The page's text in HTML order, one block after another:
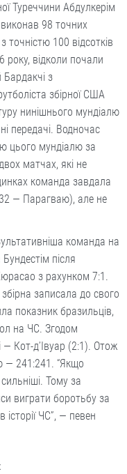
Туреччини Абдулкерім
98 точних
точністю 100 відсотків
року, відколи почали
Бардакчі з
збірної США
нинішнього мундіалю
передачі. Водночас
цього мундіалю за
матчах, які не
команда завдала
— Парагваю), але не
команда на
після
з рахунком 7:1.
записала до свого
показник бразильців,
на ЧС. Згодом
— Кот-д’Івуар (2:1). Отож
— 241:241. “Якщо
сильніші. Тому за
виграти боротьбу за
ЧС”, — певен